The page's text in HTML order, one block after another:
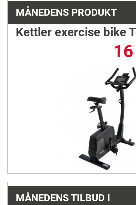
MÅNEDENS PRODUKT
Kettler exercise bike
MÅNEDENS TILBUD I